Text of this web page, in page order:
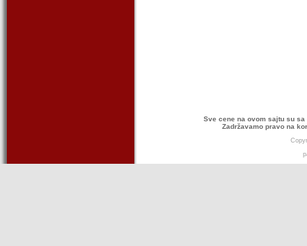
Sve cene na ovom sajtu su
Zadržavamo pravo na